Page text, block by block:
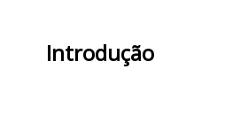
Introdução